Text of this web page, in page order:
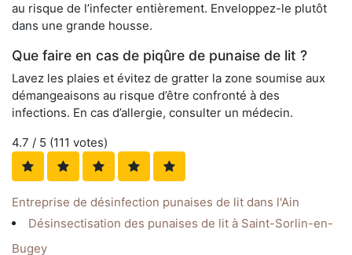
au risque de l’infecter entièrement. Enveloppez-le plutôt
dans une grande housse.
Que faire en cas de piqûre de punaise de lit ?
Lavez les plaies et évitez de gratter la zone soumise aux
démangeaisons au risque d’être confronté à des
infections. En cas d’allergie, consulter un médecin.
4.7 / 5 (111 votes)
Entreprise de désinfection punaises de lit dans l'Ain
Désinsectisation des punaises de lit à Saint-Sorlin-en-
Bugey